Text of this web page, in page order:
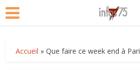
Accueil »Que faire ce week end à